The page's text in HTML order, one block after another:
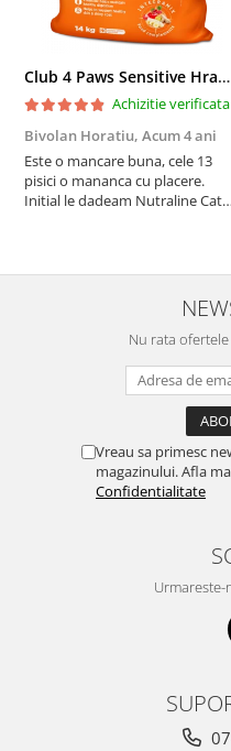
Club 4 Paws Sensitive Hrana uscata pisici adulte, 14kg
Achizitie verificata
Bivolan Horatiu, Acum 4 ani
Este o mancare buna, cele 13
pisici o mananca cu placere.
Initial le dadeam Nutraline Cat
nu o mananca cu placere. Eu
sunt multumit si voi continua
Nu rata
Vreau sa primesc
magazinului. Afla
Confidentialitate
Urmareste-